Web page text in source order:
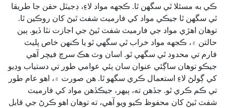
ڪي به مسئلا ٿي سگهن ٿا. ڪجهه مواد لاءِ، ڊجيٽل حقن جا طريقا
ٿي سگهن ٿا جيڪي مواد کي فارميٽ شفٽ ٿيڻ کان روڪين ٿا.
توهان اهڙي مواد جي فارميٽ شفٽ ٿيڻ جي اجازت نٿا ڏيو. ٻين
حالتن ۾، ڪجهه مواد خراب ٿي سگهي ٿو يا ڪنهن خاص پليٽ
فارم تي محدود ٿي سگهي ٿو. اسان وٽ هڪ سرچ فيچر آهي
جيڪو توهان ساڳئي عنوان سان ٻئي عوامي طور تي دستياب وڊيو
کي ڳولڻ لاءِ استعمال ڪري سگهو ٿا. هن صورت ۾، اهو عام طور
تي ڪم ڪري ٿو. جڏهن ته، ٻيهر، جيڪڏهن مواد کي فارميٽ
شفٽ ٿيڻ کان محفوظ ڪيو ويو آهي، ته توهان اهو ڪرڻ جي قابل